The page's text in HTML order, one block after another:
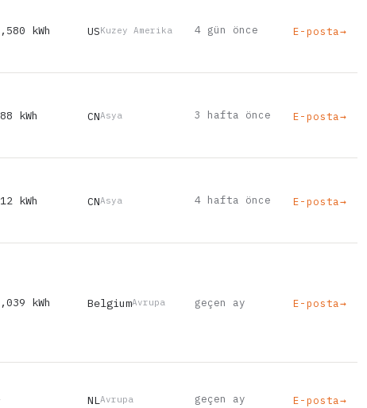
kWh USKuzey Amerika 4 gün önce E-posta→
kWh CNAsya 3 hafta önce E-posta→
kWh CNAsya 4 hafta önce E-posta→
kWh BelgiumAvrupa geçen ay E-posta→
NL Avrupa geçen ay E-posta→